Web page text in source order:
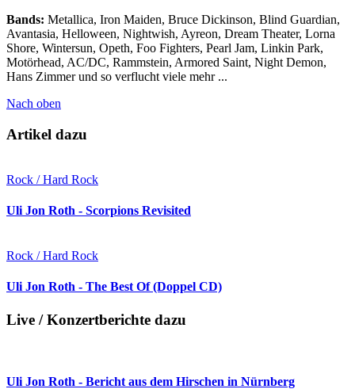
Bands: Metallica, Iron Maiden, Bruce Dickinson, Blind Guardian,
Avantasia, Helloween, Nightwish, Ayreon, Dream Theater, Lorna
Shore, Wintersun, Opeth, Foo Fighters, Pearl Jam, Linkin Park,
Motörhead, AC/DC, Rammstein, Armored Saint, Night Demon,
Hans Zimmer und so verflucht viele mehr ...
Nach oben
Artikel dazu
Rock / Hard Rock
Uli Jon Roth - Scorpions Revisited
Rock / Hard Rock
Uli Jon Roth - The Best Of (Doppel CD)
Live / Konzertberichte dazu
Uli Jon Roth - Bericht aus dem Hirschen in Nürnberg